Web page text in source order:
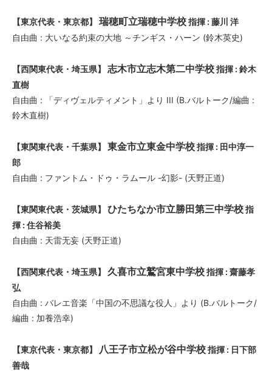
【東京代表・東京都】 瑞穂町立瑞穂中学校指揮 : 藤川 洋
自由曲 : 大いなる約束の大地 ～チンギス・ハーン (鈴木英史)
【西関東代表・埼玉県】 志木市立志木第二中学校指揮 : 鈴木
直樹
自由曲 : 「ディヴェルティメント」より III (B.バルトーク/編曲 :
鈴木直樹)
【東関東代表・千葉県】 東金市立東金中学校指揮 : 田中淳一
郎
自由曲 : ファントム・ドゥ・ラムール -幻影- (天野正道)
【東関東代表・茨城県】 ひたちなか市立勝田第三中学校指
揮 : 住谷裕美
自由曲 : 天雷无妄 (天野正道)
【西関東代表・埼玉県】 久喜市立鷲宮東中学校指揮 : 齋藤孝
弘
自由曲 : バレエ音楽「中国の不思議な役人」より (B.バルトーク/
編曲 : 加養浩幸)
【東京代表・東京都】 八王子市立松が谷中学校指揮 : 日下部
善哉